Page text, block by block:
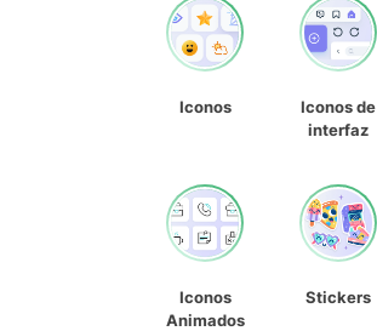
Iconos
Iconos de
interfaz
Iconos
Animados
Stickers